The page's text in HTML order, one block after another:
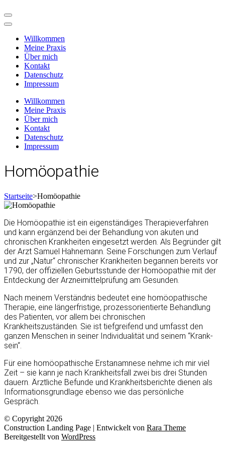
Zum
Inhalt
(Enter
drücken)
Willkommen
Meine Praxis
Über mich
Kontakt
Datenschutz
Impressum
Willkommen
Meine Praxis
Über mich
Kontakt
Datenschutz
Impressum
Homöopathie
Startseite>Homöopathie
Die Homöopathie ist ein eigenständiges Therapieverfahren
und kann ergänzend bei der Behandlung von akuten und
chronischen Krankheiten eingesetzt werden. Als Begründer gilt
der Arzt Samuel Hahnemann. Seine Forschungen zum Verlauf
und zur „Natur“ chronischer Krankheiten begannen bereits vor
1790, der offiziellen Geburtsstunde der Homöopathie mit der
Entdeckung der Arzneimittelprüfung am Gesunden.
Nach meinem Verständnis bedeutet eine homöopathische
Therapie, eine längerfristige, prozessorientierte Behandlung
des Patienten, vor allem bei chronischen
Krankheitszuständen. Sie ist tiefgreifend und umfasst den
ganzen Menschen in seiner Individualität und seinem “Krank-
sein“.
Für eine homöopathische Erstanamnese nehme ich mir viel
Zeit – sie kann je nach Krankheitsfall zwei bis drei Stunden
dauern. Ärztliche Befunde und Krankheitsberichte dienen als
Informationsgrundlage ebenso wie das persönliche
Gespräch.
© Copyright 2026
Construction Landing Page | Entwickelt von Rara Theme
Bereitgestellt von WordPress